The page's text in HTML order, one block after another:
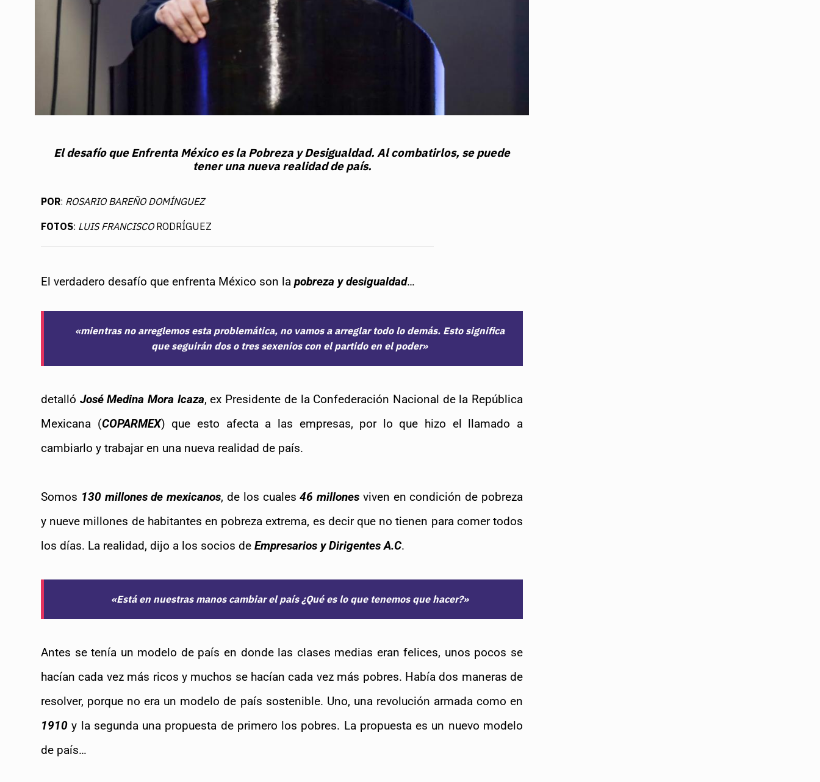
El desafío que Enfrenta México es la Pobreza y Desigualdad. Al combatirlos, se puede
tener una nueva realidad de país.
POR: ROSARIO BAREÑO DOMÍNGUEZ
FOTOS: LUIS FRANCISCORODRÍGUEZ
El verdadero desafío que enfrenta México son la pobreza y desigualdad…
«mientras no arreglemos esta problemática, no vamos a arreglar todo lo demás. Esto significa
que seguirán dos o tres sexenios con el partido en el poder»
detalló José Medina Mora Icaza, ex Presidente de la Confederación Nacional de la República
Mexicana (COPARMEX) que esto afecta a las empresas, por lo que hizo el llamado a
cambiarlo y trabajar en una nueva realidad de país.
Somos 130 millones de mexicanos, de los cuales46 millones viven en condición de pobreza
y nueve millones de habitantes en pobreza extrema, es decir que no tienen para comer todos
los días. La realidad, dijo a los socios de Empresarios y Dirigentes A.C.
«Está en nuestras manos cambiar el país ¿Qué es lo que tenemos que hacer?»
Antes se tenía un modelo de país en donde las clases medias eran felices, unos pocos se
hacían cada vez más ricos y muchos se hacían cada vez más pobres. Había dos maneras de
1910 y la segunda una propuesta de primero los pobres. La propuesta es un nuevo modelo
de país…